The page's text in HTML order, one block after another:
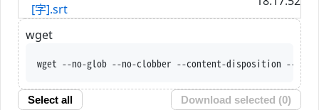
[字].srt
wget
wget --no-glob --no-clobber --content-disposition --trust-server-names --iri
Select all Download selected (0)